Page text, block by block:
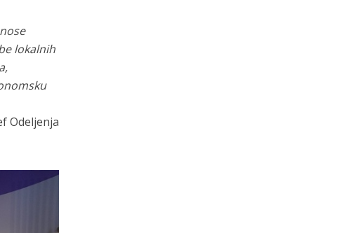
lokalnih
Odeljenja